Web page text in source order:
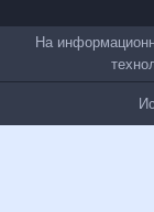
На